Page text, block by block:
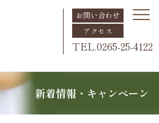
お問い合わせ
アクセス
TEL.0265-25-4122
新着情報・キャンペーン